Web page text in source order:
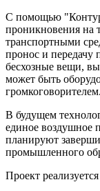
С помощью
проникновения на
транспортными
пронос и передачу
бесхозные вещи,
может быть
громкоговорителем.
В будущем
единое воздушное
планируют
промышленного
Проект